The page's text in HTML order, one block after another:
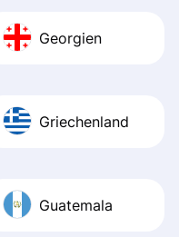
Georgien
Griechenland
Guatemala